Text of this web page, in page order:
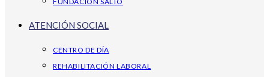
ATENCIÓN SOCIAL
CENTRO DE DÍA
REHABILITACIÓN LABORAL